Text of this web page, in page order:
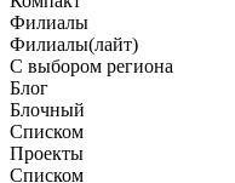
Филиалы
Филиалы(лайт)
С выбором региона
Блог
Блочный
Списком
Проекты
Списком